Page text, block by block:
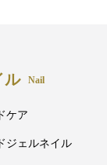
ル Nail
ケア
ジェルネイル